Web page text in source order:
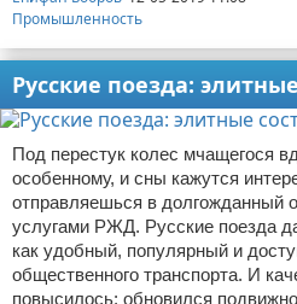
Промышленность
Русские поезда:
Под перестук колес мчащегося
особенному, и сны кажутся
отправляешься в долгожданный
услугами РЖД. Русские поезда
как удобный, популярный и
общественного транспорта. И
повысилось: обновился